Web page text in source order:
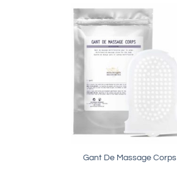
Gant De Massage Corps